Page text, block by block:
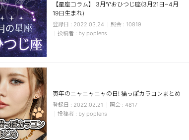
【星座コラム】 3月♈おひつじ座(3月21日~4月
19日生まれ)
2022.03.24
10819
by poplens
寅年のニャニャニャの日! 猫っぽカラコンまとめ
2022.02.21
4817
by poplens